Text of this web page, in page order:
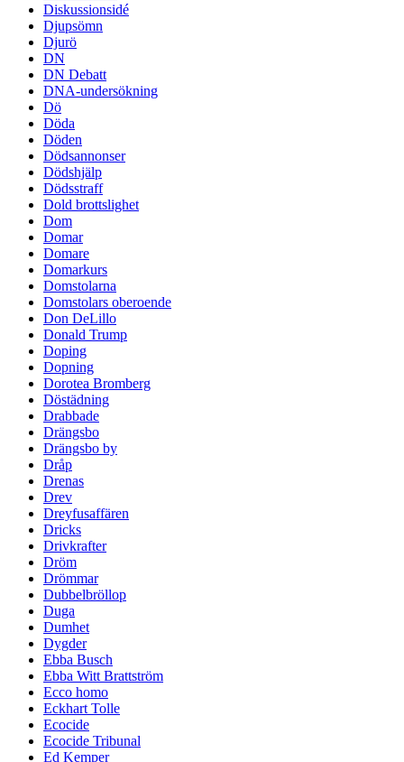
Diskussionsidé
Djupsömn
Djurö
DN
DN Debatt
DNA-undersökning
Dö
Döda
Döden
Dödsannonser
Dödshjälp
Dödsstraff
Dold brottslighet
Dom
Domar
Domare
Domarkurs
Domstolarna
Domstolars oberoende
Don DeLillo
Donald Trump
Doping
Dopning
Dorotea Bromberg
Döstädning
Drabbade
Drängsbo
Drängsbo by
Dråp
Drenas
Drev
Dreyfusaffären
Dricks
Drivkrafter
Dröm
Drömmar
Dubbelbröllop
Duga
Dumhet
Dygder
Ebba Busch
Ebba Witt Brattström
Ecco homo
Eckhart Tolle
Ecocide
Ecocide Tribunal
Ed Kemper